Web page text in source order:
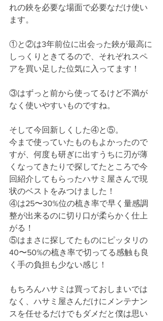
れの鋏を必要な場面で必要なだけ使い
ます。
①と②は3年前位に出会った鋏が最高に
しっくりときてるので、それぞれスペ
アを買い足した位気に入ってます！
③はずっと前から使ってるけど不満が
なく使いやすいものですね。
そして今回新しくした④と⑤。
今まで使っていたものもよかったので
すが、何度も研ぎに出すうちに刃が薄
くなってきたりで探してたところで今
回紹介してもらったハサミ屋さんで現
状のベストをみつけました！
④は25〜30%位の梳き率で早く量感調
整が出来るのに切り口が柔らかく仕上
がる！
⑤はまさに探してたものにピッタリの
40〜50%の梳き率で切ってる感触も良
く手の負担も少ない感じ！
もちろんハサミは買っておしまいでは
なく、ハサミ屋さんだけにメンテナン
スを任せるだけでもダメだと僕は思い